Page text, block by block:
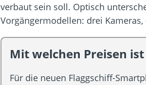
verbaut sein soll. Optisch
Vorgängermodellen: drei
Mit welchen Preisen
Für die neuen Flaggschiff-